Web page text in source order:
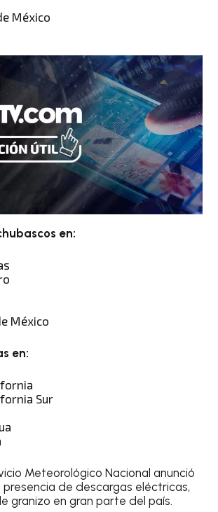
México
en:
México
en:
Sur
Meteorológico Nacional anunció
presencia de descargas eléctricas,
granizo en gran parte del país.